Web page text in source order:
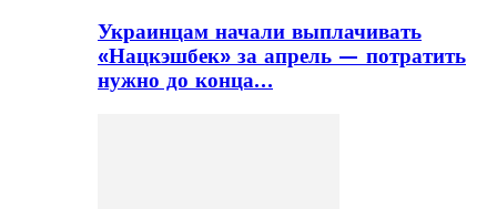
Украинцам начали выплачивать
«Нацкэшбек» за апрель — потратить
нужно до конца…